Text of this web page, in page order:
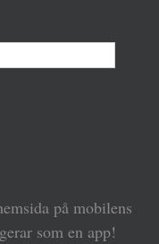
på mobilens
som en app!